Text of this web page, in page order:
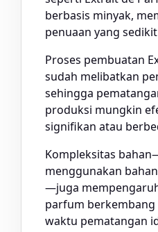
berbasis minyak,
penuaan yang
Proses pembuatan
sudah melibatkan
sehingga
produksi mungkin
signifikan atau
Kompleksitas
menggunakan
—juga
parfum berkembang
waktu pematangan